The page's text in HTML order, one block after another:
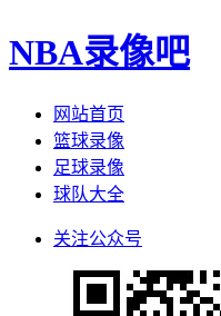
NBA录像吧
网站首页
篮球录像
足球录像
球队大全
关注公众号